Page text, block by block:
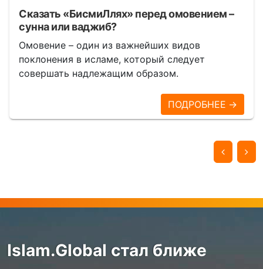
Сказать «БисмиЛлях» перед омовением –
сунна или ваджиб?
Омовение – один из важнейших видов
поклонения в исламе, который следует
совершать надлежащим образом.
ПОДРОБНЕЕ →
Islam.Global стал ближе